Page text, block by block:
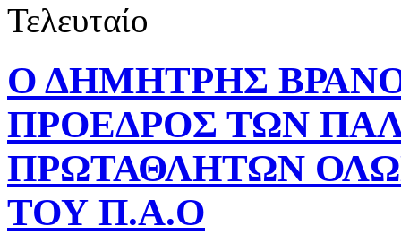
Τελευταίο
Ο ΔΗΜΗΤΡΗΣ
ΠΡΟΕΔΡΟΣ ΤΩΝ
ΠΡΩΤΑΘΛΗΤΩΝ
ΤΟΥ Π.Α.Ο